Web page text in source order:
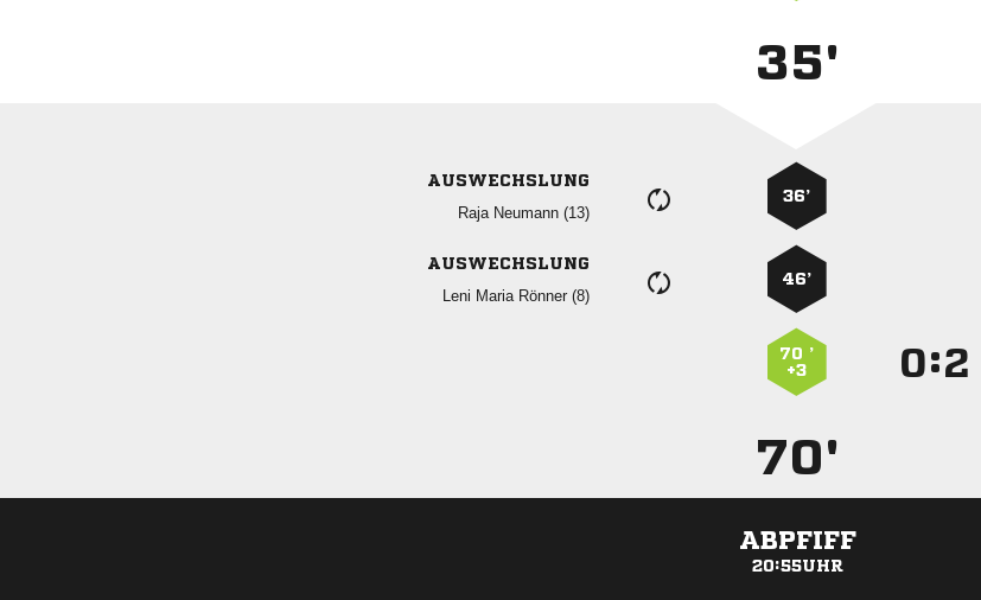
35'
AUSWECHSLUNG
  
36’
AUSWECHSLUNG
   
46’
70 ’
+3
:
70'
ABPFIFF
20:55UHR